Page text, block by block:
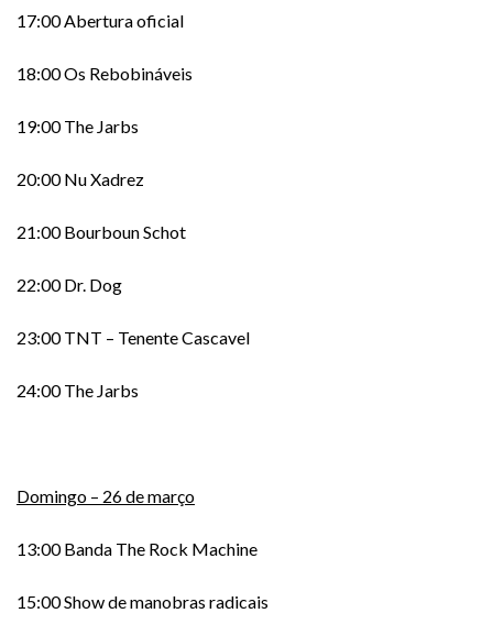
17:00 Abertura oficial
18:00 Os Rebobináveis
19:00 The Jarbs
20:00 Nu Xadrez
21:00 Bourboun Schot
22:00 Dr. Dog
23:00 TNT – Tenente Cascavel
24:00 The Jarbs
Domingo – 26 de março
13:00 Banda The Rock Machine
15:00 Show de manobras radicais